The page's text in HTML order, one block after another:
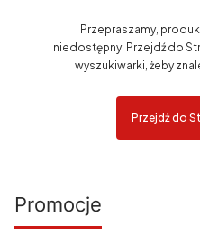
Przepraszamy,
niedostępny. Przejdź do
wyszukiwarki, żeby
Przejdź do
Promocje